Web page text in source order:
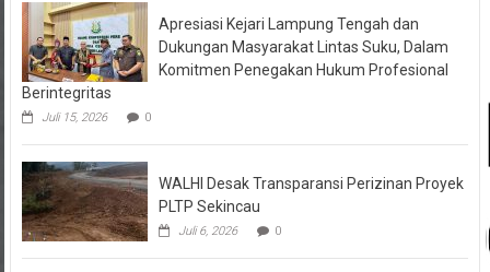
Apresiasi Kejari Lampung Tengah dan
Dukungan Masyarakat Lintas Suku, Dalam
Komitmen Penegakan Hukum Profesional
Berintegritas
Juli 15, 2026 0
WALHI Desak Transparansi Perizinan Proyek
PLTP Sekincau
Juli 6, 2026 0